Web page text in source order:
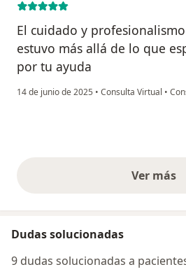
El cuidado y
estuvo más allá de lo que
por tu ayuda
14 de junio de 2025 • Consulta Virtual •
Ver más
Dudas solucionadas
9 dudas solucionadas a